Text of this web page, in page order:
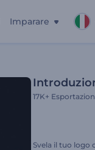
Imparare
17K+
Svela il tuo logo